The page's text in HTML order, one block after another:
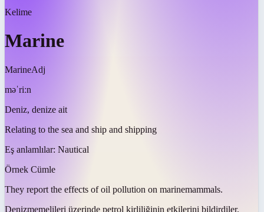
Kelime
Marine
MarineAdj
məˈriːn
Deniz, denize ait
Relating to the sea and ship and shipping
Eş anlamlılar: Nautical
Örnek Cümle
They report the effects of oil pollution on marinemammals.
Denizmemelileri üzerinde petrol kirliliğinin etkilerini bildirdiler.